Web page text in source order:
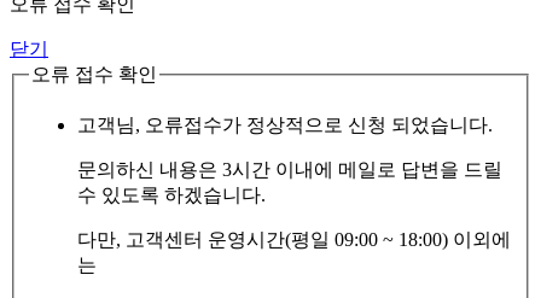
닫기
오류 접수 확인
고객님, 오류접수가 정상적으로 신청 되었습니다.
문의하신 내용은 3시간 이내에 메일로 답변을 드릴
수 있도록 하겠습니다.
다만, 고객센터 운영시간(평일 09:00 ~ 18:00) 이외에
는